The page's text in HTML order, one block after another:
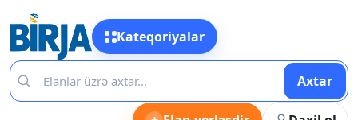
Kateqoriyalar
Axtar